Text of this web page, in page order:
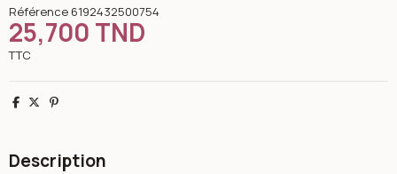
Référence 6192432500754
25,700 TND
TTC
Partager
TweetPinterest
Description